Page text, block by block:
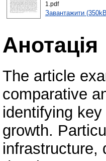
1.pdf
Завантажити
Анотація
The article
comparative
identifying
growth.
infrastructure,